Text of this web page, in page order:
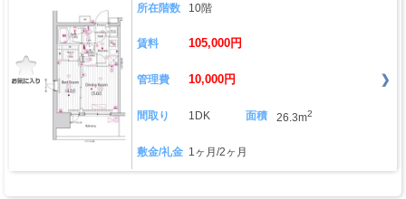
所在階数 10階
賃料 105,000円
管理費 10,000円
間取り 1DK 面積 26.3m2
敷金/礼金 1ヶ月/2ヶ月